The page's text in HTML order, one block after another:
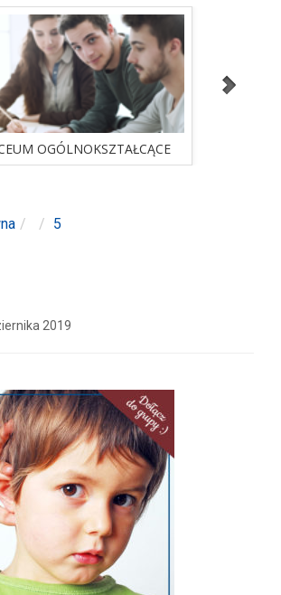
OGÓLNOKSZTAŁCĄCE
sprawdź ofertę
OGÓLNOKSZTAŁCĄCE
5
2019